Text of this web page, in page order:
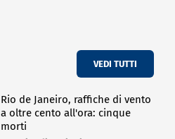
VEDI TUTTI
Rio de Janeiro, raffiche di vento
a oltre cento all'ora: cinque
morti